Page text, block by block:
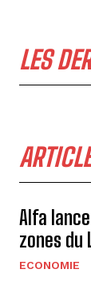
LES
Alfa
zones du
ECONOMIE